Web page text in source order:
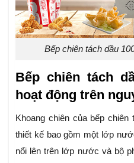
Bếp chiên tách dầu
Bếp chiên tách
hoạt động trên
Khoang chiên của bếp
thiết kế bao gồm một lớp
nổi lên trên lớp nước và bộ